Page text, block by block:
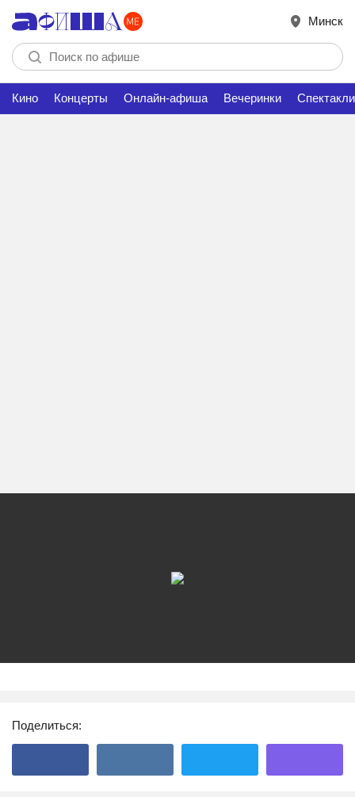
Минск
Кино Концерты Онлайн-афиша Вечеринки Спектакли
Поделиться: